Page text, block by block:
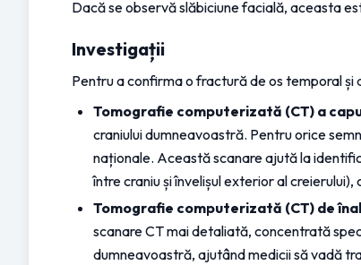
Dacă se observă slăbiciune facială, aceasta
Investigații
Pentru a confirma o fractură de os temporal
Tomografie computerizată (CT) a
craniului dumneavoastră. Pentru orice
naționale. Această scanare ajută la
între craniu și învelișul exterior al
Tomografie computerizată (CT) de
scanare CT mai detaliată, concentrată
dumneavoastră, ajutând medicii să vadă